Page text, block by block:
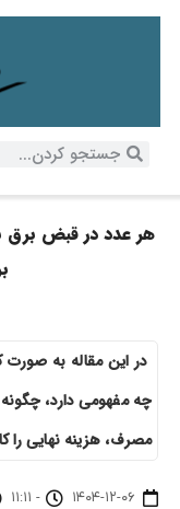
هر عدد در قبض برق
در این مقاله به صورت
چه مفهومی دارد، چگونه
مصرف، هزینه نهایی را
۱۴۰۴-۱۲-۰۶ - ۱۱:۱۱